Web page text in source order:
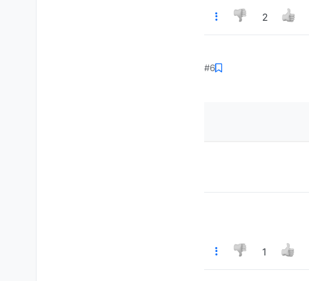
2
#6
1